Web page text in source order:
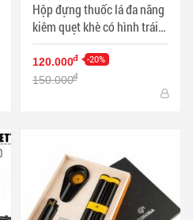
Hộp đựng thuốc lá đa năng
kiêm quẹt khè có hình trái
bom - Mã SP: BL02000
120.000đ -20%
150.000đ